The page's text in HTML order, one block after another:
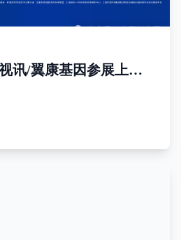
讯/翼康基因参展上海